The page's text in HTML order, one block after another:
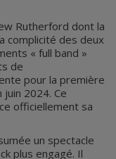
Rutherford dont la
complicité des deux
« full band »
de
pour la première
2024. Ce
officiellement sa
un spectacle
plus engagé. Il